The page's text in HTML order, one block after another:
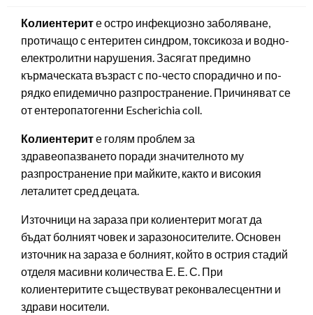
Колиентерите остро инфекциозно заболяване,
протичащо с ентеритен синдром, токсикоза и водно-
електролитни нарушения. Засягат предимно
кърмаческата възраст с по-често спорадично и по-
рядко епидемично разпространение. Причиняват се
от ентеропатогенни Escherichia coll.
Колиентерите голям проблем за
здравеопазването поради значителното му
разпространение при майките, както и високия
леталитет сред децата.
Източници на зараза при колиентерит могат да
бъдат болният човек и заразоносителите. Основен
източник на зараза е болният, който в острия стадий
отделя масивни количества Е. Е. С. При
колиентеритите съществуват реконвалесцентни и
здрави носители.